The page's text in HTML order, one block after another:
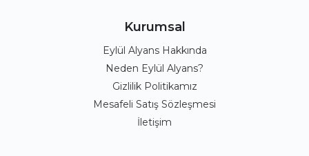
Kurumsal
Eylül Alyans Hakkında
Neden Eylül Alyans?
Gizlilik Politikamız
Mesafeli Satış Sözleşmesi
İletişim